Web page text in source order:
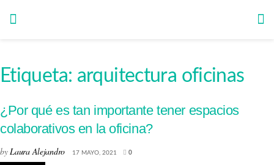
Etiqueta: arquitectura oficinas
¿Por qué es tan importante tener espacios
colaborativos en la oficina?
byLaura Alejandro 17 MAYO, 2021 0